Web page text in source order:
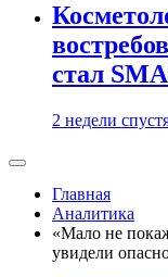
стал
2 недели
Главная
Аналитика
«Мало не
увидели